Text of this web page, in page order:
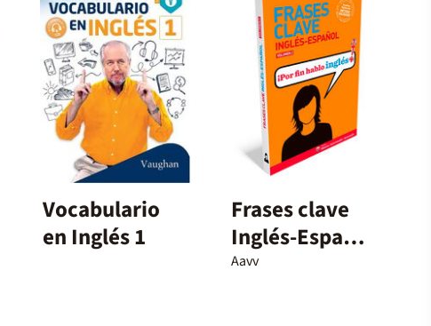
Vocabulario
en Inglés 1
Frases clave
Inglés-Español
Volumen 2
Aavv